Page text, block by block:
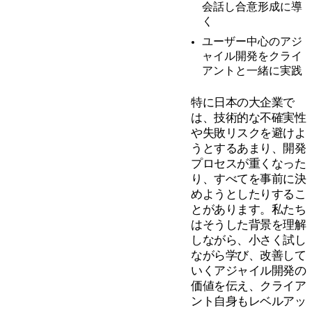
会話し合意形成に導
く
ユーザー中心のアジ
ャイル開発をクライ
アントと一緒に実践
特に日本の大企業で
は、技術的な不確実性
や失敗リスクを避けよ
うとするあまり、開発
プロセスが重くなった
り、すべてを事前に決
めようとしたりするこ
とがあります。私たち
はそうした背景を理解
しながら、小さく試し
ながら学び、改善して
いくアジャイル開発の
価値を伝え、クライア
ント自身もレベルアッ